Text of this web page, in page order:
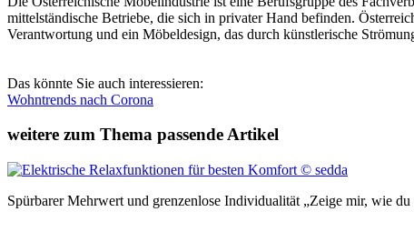
mittelständische Betriebe, die sich in privater Hand befinden.
Verantwortung und ein Möbeldesign, das durch künstlerische
Das könnte Sie auch interessieren:
Wohntrends nach Corona
weitere zum Thema passende Artikel
Spürbarer Mehrwert und grenzenlose Individualität „Zeige mir, wie